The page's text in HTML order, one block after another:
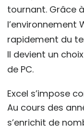
tournant. Grâce
l’environnement
rapidement du
Il devient un
de PC.
Excel s’impose
Au cours des
s’enrichit de